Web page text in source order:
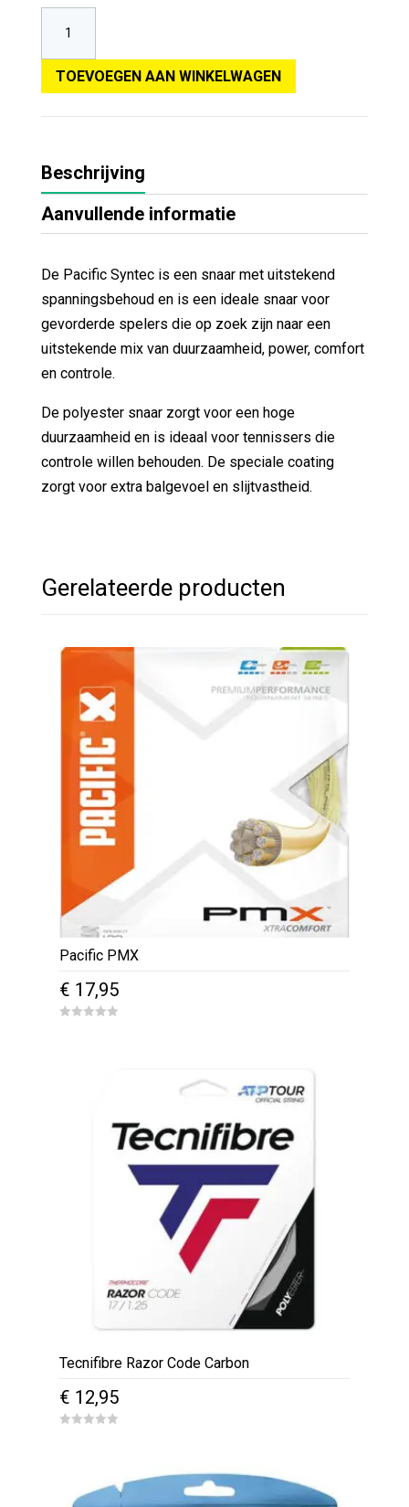
TOEVOEGEN AAN WINKELWAGEN
Beschrijving
Aanvullende informatie
De Pacific Syntec is een snaar met uitstekend
spanningsbehoud en is een ideale snaar voor
gevorderde spelers die op zoek zijn naar een
uitstekende mix van duurzaamheid, power, comfort
en controle.
De polyester snaar zorgt voor een hoge
duurzaamheid en is ideaal voor tennissers die
controle willen behouden. De speciale coating
zorgt voor extra balgevoel en slijtvastheid.
Gerelateerde producten
Pacific PMX
€ 17,95
Tecnifibre Razor Code Carbon
€ 12,95